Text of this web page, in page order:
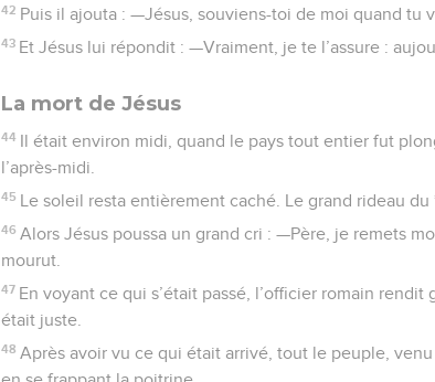
42 Puis il ajouta : —Jésus, souviens-toi de moi quand tu
43 Et Jésus lui répondit : —Vraiment, je te l’assure :
La mort de Jésus
44 Il était environ midi, quand le pays tout entier fut
l’après-midi.
45 Le soleil resta entièrement caché. Le grand rideau du
46 Alors Jésus poussa un grand cri : —Père, je remets
mourut.
47 En voyant ce qui s’était passé, l’officier romain
était juste.
48 Après avoir vu ce qui était arrivé, tout le peuple,